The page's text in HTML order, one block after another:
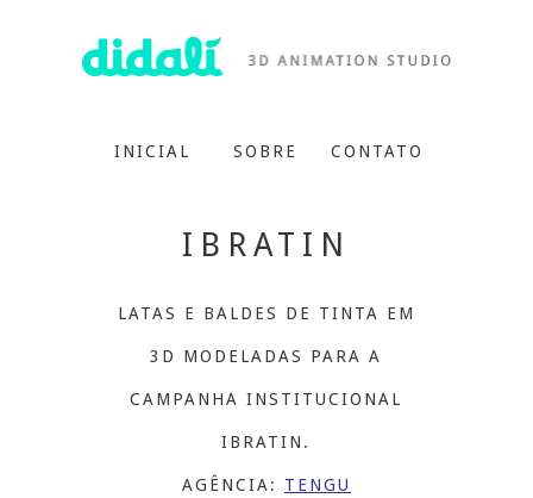
INICIAL SOBRE CONTATO
IBRATIN
LATAS E BALDES DE TINTA EM
3D MODELADAS PARA A
CAMPANHA INSTITUCIONAL
IBRATIN.
AGÊNCIA: TENGU